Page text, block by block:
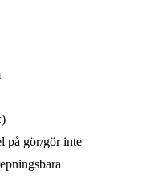
på gör/gör inte